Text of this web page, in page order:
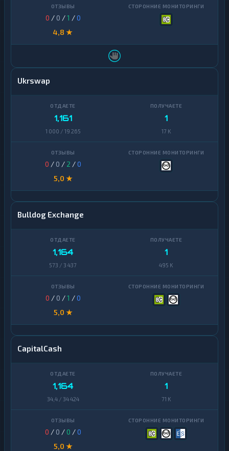
0 / 0 /1 /0
4,8 ★
Ukrswap
1,161
1 000 / 19 265
1
17 K
0 / 0 / 2 /0
5,0 ★
Bulldog Exchange
1,164
573 / 3 437
1
495 K
0 / 0 /1 /0
5,0 ★
CapitalCash
1,164
34,4 / 34 424
1
71 K
0 / 0 /0 /0
5,0 ★